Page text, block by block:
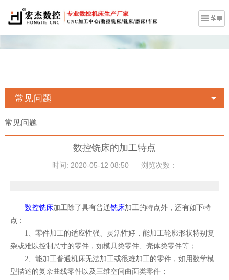
常见问题
常见问题
数控铣床的加工特点
时间: 2020-05-12 08:50 浏览次数：
数控铣床加工除了具有普通铣床加工的特点外，还有如下特
点：
1、零件加工的适应性强、灵活性好，能加工轮廓形状特别复
杂或难以控制尺寸的零件，如模具类零件、壳体类零件等；
2、能加工普通机床无法加工或很难加工的零件，如用数学模
型描述的复杂曲线零件以及三维空间曲面类零件；